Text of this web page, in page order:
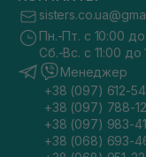
Пн.-Пт. с 10:00 до
Сб.-Вс. с 11:00 до
Менеджер
+38 (097) 612-
+38 (097) 788-
+38 (097) 983-
+38 (068) 693-